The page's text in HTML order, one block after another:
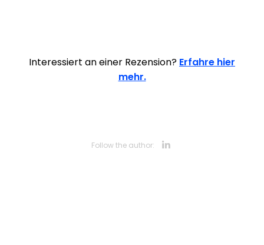
Interessiert an einer Rezension? Erfahre hier
mehr.
Follow the author: